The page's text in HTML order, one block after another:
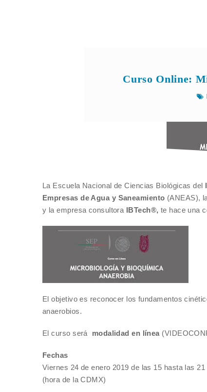
Curso Online:
La Escuela Nacional de Ciencias Biológicas del
Empresas de Agua y Saneamiento (ANEAS),
y la empresa consultora IBTech®, te hace una
El objetivo es reconocer los fundamentos
anaerobios.
El curso será modalidad en línea
Fechas
Viernes 24 de enero 2019 de las 15 hasta las 21
(hora de la CDMX)